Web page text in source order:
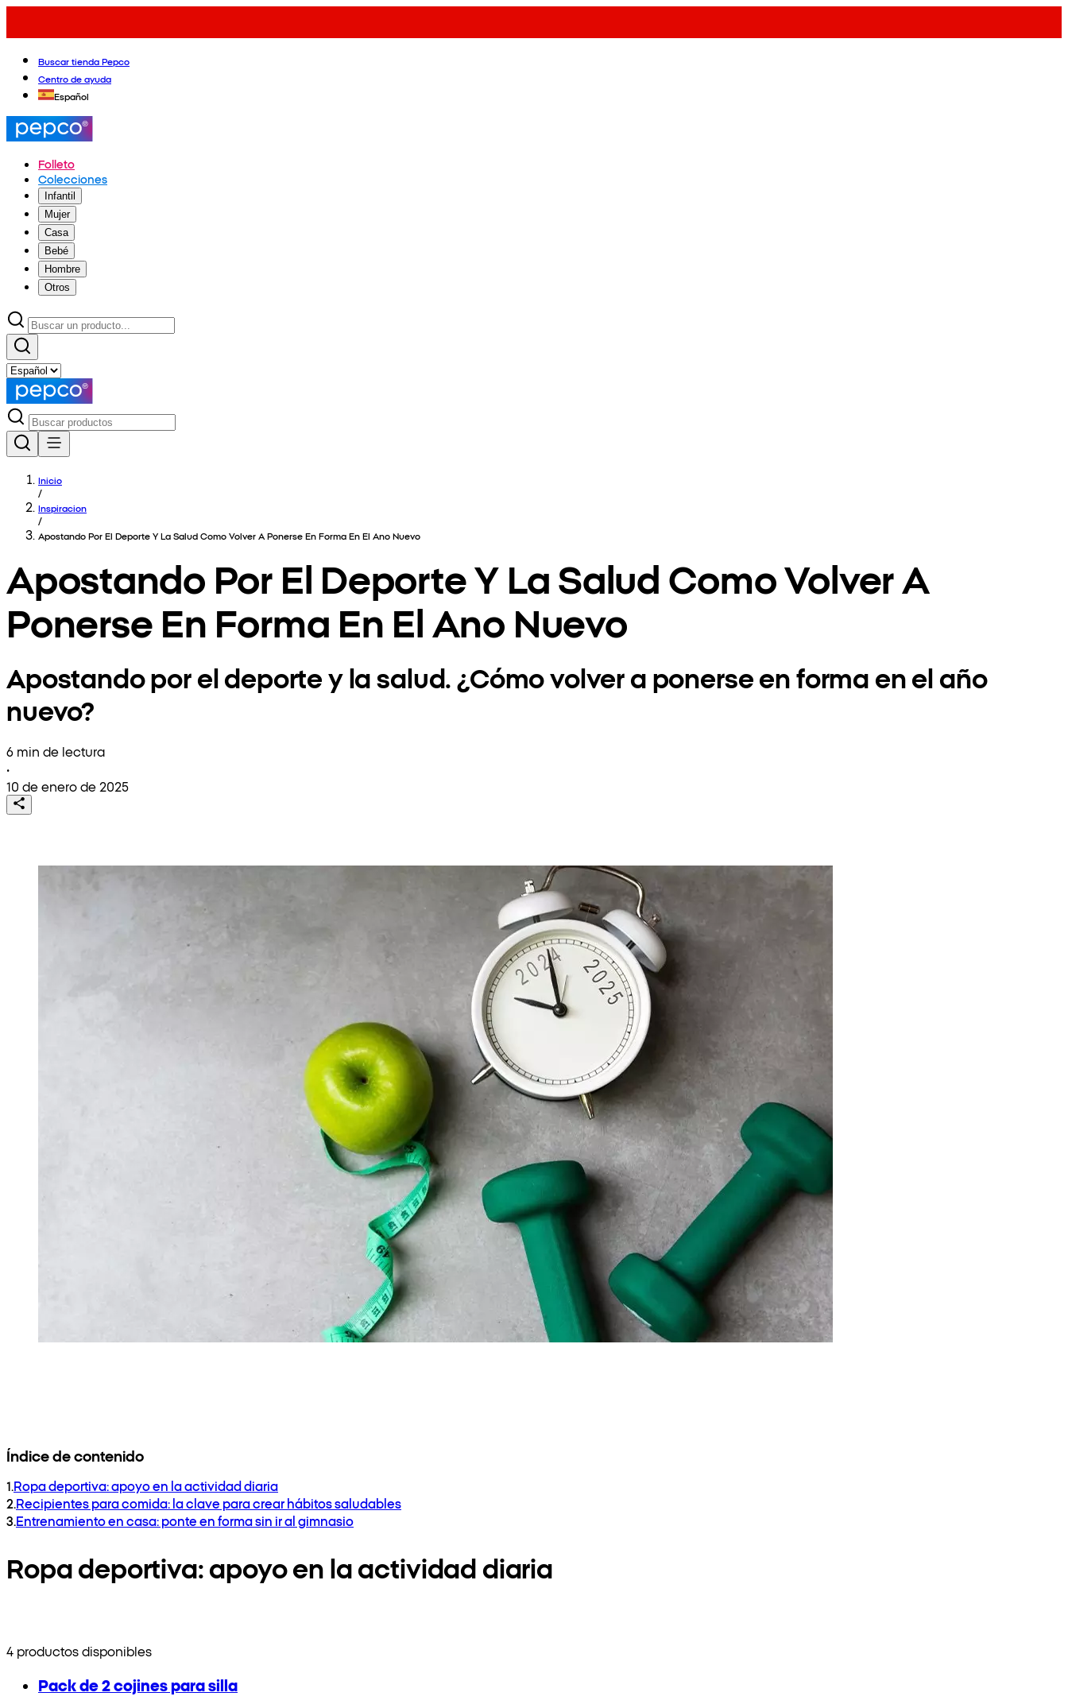
Buscar tienda Pepco
Centro de ayuda
Español
Folleto
Colecciones
Infantil
Mujer
Casa
Bebé
Hombre
Otros
Inicio
/
Inspiracion
/
Apostando Por El Deporte Y La Salud Como Volver A Ponerse En Forma En El Ano Nuevo
Apostando Por El Deporte Y La Salud Como Volver A
Ponerse En Forma En El Ano Nuevo
Apostando por el deporte y la salud. ¿Cómo volver a ponerse en forma en el año
nuevo?
6 min de lectura
•
10 de enero de 2025
Índice de contenido
1.Ropa deportiva: apoyo en la actividad diaria
2.Recipientes para comida: la clave para crear hábitos saludables
3.Entrenamiento en casa: ponte en forma sin ir al gimnasio
Ropa deportiva: apoyo en la actividad diaria
4 productos disponibles
Pack de 2 cojines para silla